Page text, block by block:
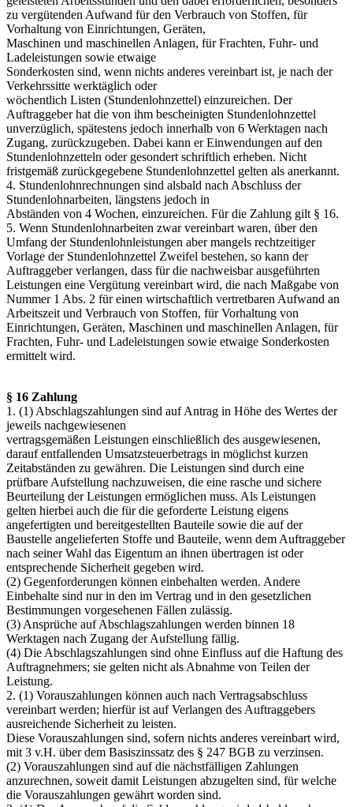
zu vergütenden Aufwand für den Verbrauch von Stoffen, für
Vorhaltung von Einrichtungen, Geräten,
Maschinen und maschinellen Anlagen, für Frachten, Fuhr- und
Ladeleistungen sowie etwaige
Sonderkosten sind, wenn nichts anderes vereinbart ist, je nach der
Verkehrssitte werktäglich oder
wöchentlich Listen (Stundenlohnzettel) einzureichen. Der
Auftraggeber hat die von ihm bescheinigten Stundenlohnzettel
unverzüglich, spätestens jedoch innerhalb von 6 Werktagen nach
Zugang, zurückzugeben. Dabei kann er Einwendungen auf den
Stundenlohnzetteln oder gesondert schriftlich erheben. Nicht
fristgemäß zurückgegebene Stundenlohnzettel gelten als anerkannt.
4. Stundenlohnrechnungen sind alsbald nach Abschluss der
Stundenlohnarbeiten, längstens jedoch in
Abständen von 4 Wochen, einzureichen. Für die Zahlung gilt § 16.
5. Wenn Stundenlohnarbeiten zwar vereinbart waren, über den
Umfang der Stundenlohnleistungen aber mangels rechtzeitiger
Vorlage der Stundenlohnzettel Zweifel bestehen, so kann der
Auftraggeber verlangen, dass für die nachweisbar ausgeführten
Leistungen eine Vergütung vereinbart wird, die nach Maßgabe von
Nummer 1 Abs. 2 für einen wirtschaftlich vertretbaren Aufwand an
Arbeitszeit und Verbrauch von Stoffen, für Vorhaltung von
Einrichtungen, Geräten, Maschinen und maschinellen Anlagen, für
Frachten, Fuhr- und Ladeleistungen sowie etwaige Sonderkosten
ermittelt wird.
§ 16 Zahlung
1. (1) Abschlagszahlungen sind auf Antrag in Höhe des Wertes der
jeweils nachgewiesenen
vertragsgemäßen Leistungen einschließlich des ausgewiesenen,
darauf entfallenden Umsatzsteuerbetrags in möglichst kurzen
Zeitabständen zu gewähren. Die Leistungen sind durch eine
prüfbare Aufstellung nachzuweisen, die eine rasche und sichere
Beurteilung der Leistungen ermöglichen muss. Als Leistungen
gelten hierbei auch die für die geforderte Leistung eigens
angefertigten und bereitgestellten Bauteile sowie die auf der
Baustelle angelieferten Stoffe und Bauteile, wenn dem Auftraggeber
nach seiner Wahl das Eigentum an ihnen übertragen ist oder
entsprechende Sicherheit gegeben wird.
(2) Gegenforderungen können einbehalten werden. Andere
Einbehalte sind nur in den im Vertrag und in den gesetzlichen
Bestimmungen vorgesehenen Fällen zulässig.
(3) Ansprüche auf Abschlagszahlungen werden binnen 18
Werktagen nach Zugang der Aufstellung fällig.
(4) Die Abschlagszahlungen sind ohne Einfluss auf die Haftung des
Auftragnehmers; sie gelten nicht als Abnahme von Teilen der
Leistung.
2. (1) Vorauszahlungen können auch nach Vertragsabschluss
vereinbart werden; hierfür ist auf Verlangen des Auftraggebers
ausreichende Sicherheit zu leisten.
Diese Vorauszahlungen sind, sofern nichts anderes vereinbart wird,
mit 3 v.H. über dem Basiszinssatz des § 247 BGB zu verzinsen.
(2) Vorauszahlungen sind auf die nächstfälligen Zahlungen
anzurechnen, soweit damit Leistungen abzugelten sind, für welche
die Vorauszahlungen gewährt worden sind.